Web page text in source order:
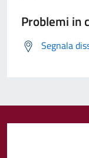
Problemi in
Segnala